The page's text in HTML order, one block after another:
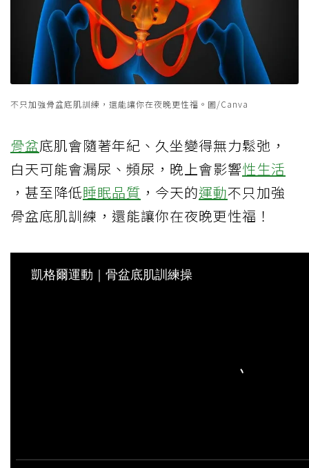
不只加強骨盆底肌訓練，還能讓你在夜晚更性福。圖/Canva
骨盆底肌會隨著年紀、久坐變得無力鬆弛，
白天可能會漏尿、頻尿，晚上會影響性生活
，甚至降低睡眠品質 ，今天的運動不只加強
骨盆底肌訓練，還能讓你在夜晚更性福！